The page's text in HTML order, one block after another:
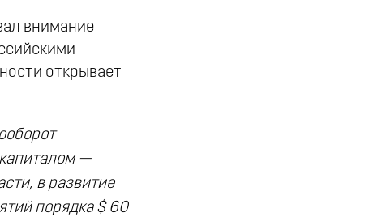
внимание
открывает
—
в развитие
порядка $ 60